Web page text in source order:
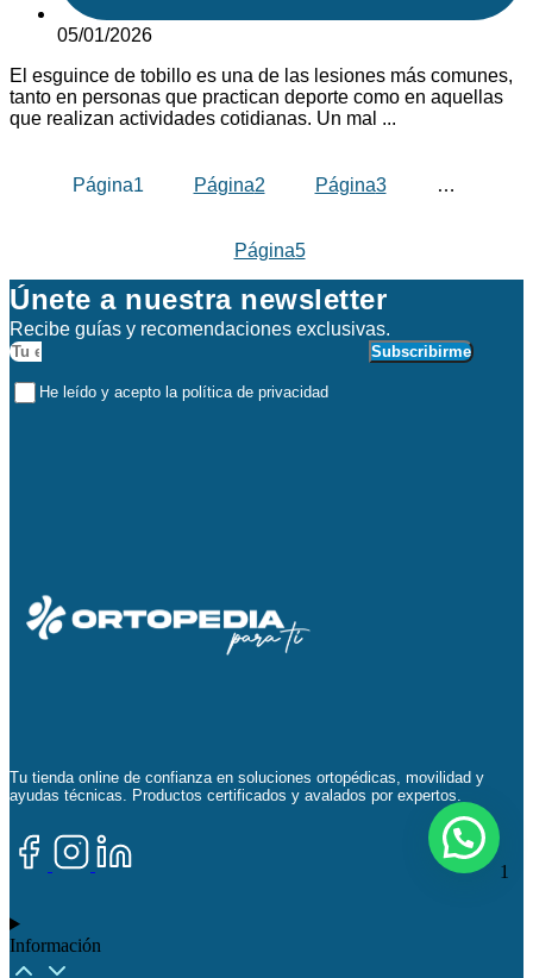
05/01/2026
El esguince de tobillo es una de las lesiones más comunes,
tanto en personas que practican deporte como en aquellas
que realizan actividades cotidianas. Un mal ...
Página1 Página2 Página3 …
Página5
Únete a nuestra newsletter
Recibe guías y recomendaciones exclusivas.
He leído y acepto la política de privacidad
Subscribirme
Tu tienda online de confianza en soluciones ortopédicas, movilidad y
ayudas técnicas. Productos certificados y avalados por expertos.
Información
1